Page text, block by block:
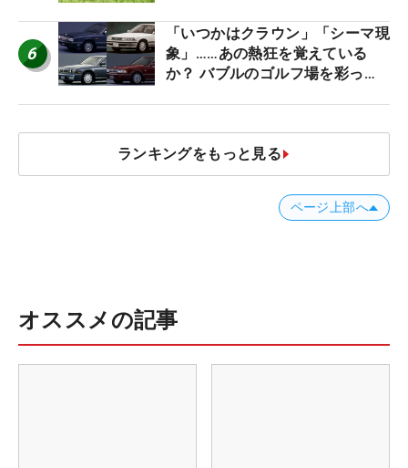
6
「いつかはクラウン」「シーマ現
象」……あの熱狂を覚えている
か？ バブルのゴルフ場を彩った
ランキングをもっと見る
ページ上部へ
オススメの記事